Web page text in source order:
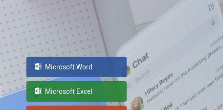
Microsoft Word
Microsoft Excel